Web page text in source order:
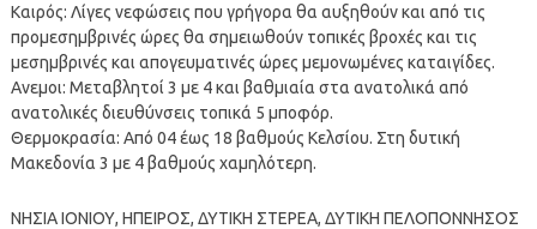
Καιρός: Λίγες νεφώσεις που γρήγορα θα αυξηθούν και από τις
προμεσημβρινές ώρες θα σημειωθούν τοπικές βροχές και τις
μεσημβρινές και απογευματινές ώρες μεμονωμένες καταιγίδες.
Ανεμοι: Μεταβλητοί 3 με 4 και βαθμιαία στα ανατολικά από
ανατολικές διευθύνσεις τοπικά 5 μποφόρ.
Θερμοκρασία: Από 04 έως 18 βαθμούς Κελσίου. Στη δυτική
Μακεδονία 3 με 4 βαθμούς χαμηλότερη.
ΝΗΣΙΑ ΙΟΝΙΟΥ, ΗΠΕΙΡΟΣ, ΔΥΤΙΚΗ ΣΤΕΡΕΑ, ΔΥΤΙΚΗ ΠΕΛΟΠΟΝΝΗΣΟΣ